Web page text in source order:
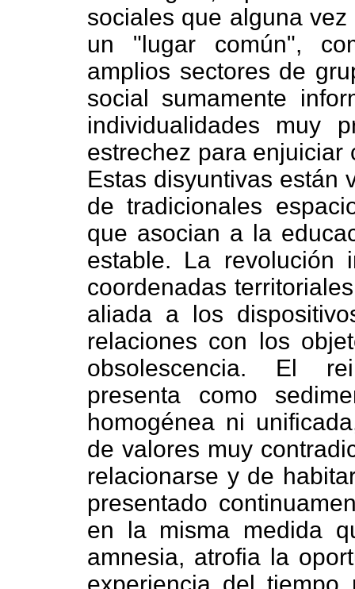
sociales que alguna
un "lugar común",
amplios sectores de
social sumamente
individualidades muy
estrechez para enjuiciar
Estas disyuntivas están
de tradicionales
que asocian a la
estable. La revolución
coordenadas
aliada a los
relaciones con los
obsolescencia. El
presenta como
homogénea ni
de valores muy
relacionarse y de
presentado
en la misma medida
amnesia, atrofia la